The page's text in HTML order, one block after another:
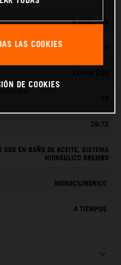
6 MARCHAS
KEIHIN EFI, TOBERA DE 42 MM
29:72
DDS EN BAÑO DE ACEITE, SISTEMA
HIDRÁULICO BREMBO
MONOCILÍNDRICO
4 TIEMPOS
LAS COOKIES
DE COOKIES